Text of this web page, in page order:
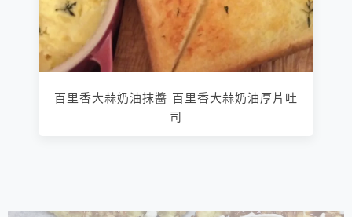
百里香大蒜奶油抹醬 百里香大蒜奶油厚片吐
司